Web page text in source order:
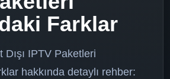
Farklar
IPTV Paketleri
hakkında detaylı rehber: